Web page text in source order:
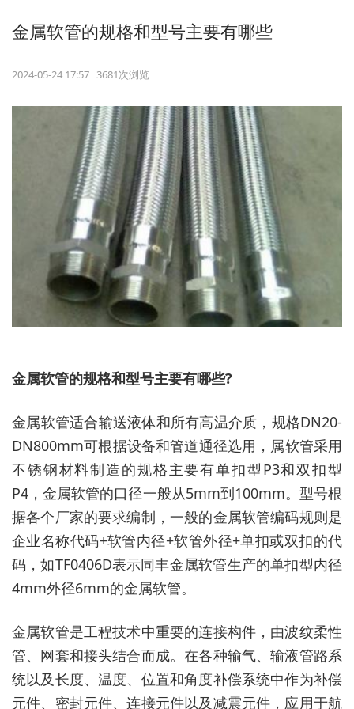
金属软管的规格和型号主要有哪些
2024-05-24 17:57 3681次浏览
金属软管的规格和型号主要有哪些?
金属软管适合输送液体和所有高温介质，规格DN20-
DN800mm可根据设备和管道通径选用，属软管采用
不锈钢材料制造的规格主要有单扣型P3和双扣型
P4，金属软管的口径一般从5mm到100mm。型号根
据各个厂家的要求编制，一般的金属软管编码规则是
企业名称代码+软管内径+软管外径+单扣或双扣的代
码，如TF0406D表示同丰金属软管生产的单扣型内径
4mm外径6mm的金属软管。
金属软管是工程技术中重要的连接构件，由波纹柔性
管、网套和接头结合而成。在各种输气、输液管路系
统以及长度、温度、位置和角度补偿系统中作为补偿
元件、密封元件、连接元件以及减震元件，应用于航